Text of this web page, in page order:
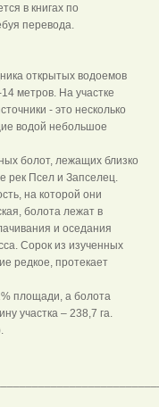
в книгах по
перевода.
открытых водоемов
метров. На участке
- это несколько
водой небольшое
болот, лежащих близко
рек Псел и Запселец.
на которой они
болота лежат в
и оседания
Сорок из изученных
редкое, протекает
площади, а болота
участка – 238,7 га.